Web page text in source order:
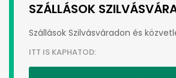
SZÁLLÁSOK
Szállások Szilvásváradon és
ITT IS KAPHATOD: